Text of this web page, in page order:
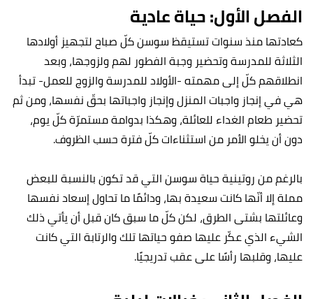
الفصل الأول: حياة عادية
كعادتها منذ سنوات تستيقظ سوسن كلّ صباح لتجهيز أولادها
الثلاثة للمدرسة وتحضير وجبة الفطور لهم ولزوجها، وبعد
انطلاقهم كلّ إلى مهمته -الأولاد للمدرسة والزوج للعمل- تبدأ
هي في إنجاز واجبات المنزل وإنجاز واجباتها بحقّ نفسها، ومن ثم
تحضير طعام الغداء للعائلة، وهكذا بدوامة مستمرّة كلّ يوم،
دون أن يخلو الأمر من استثناءات كلّ فترة حسب الظروف.
بالرغم من روتينية حياة سوسن التي قد تكون بالنسبة للبعض
مملة إلا أنّها كانت سعيدة بها، ودائمًا ما تحاول إسعاد نفسها
وعائلتها بشتى الطرق، لكن كلّ ما سبق كان قبل أن يأتي ذلك
الشيء الذي عكّر عليها صفو حياتها تلك والرتابة التي كانت
عليها، وقلبها رأسًا على عقب تدريجيًا.